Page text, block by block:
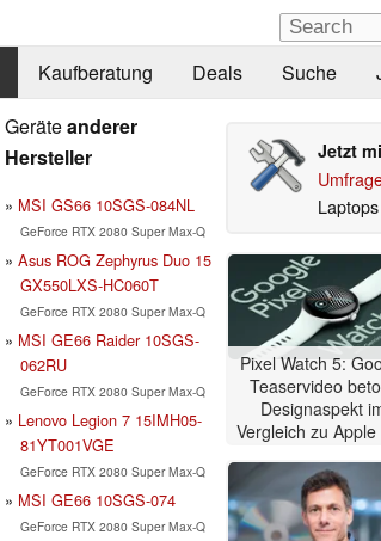
Kaufberatung Deals Suche
Geräteanderer
Hersteller
MSI GS66 10SGS-084NL
GeForce RTX 2080 Super Max-Q
Asus ROG Zephyrus Duo 15
GX550LXS-HC060T
GeForce RTX 2080 Super Max-Q
MSI GE66 Raider 10SGS-
062RU
GeForce RTX 2080 Super Max-Q
Lenovo Legion 7 15IMH05-
81YT001VGE
GeForce RTX 2080 Super Max-Q
MSI GE66 10SGS-074
GeForce RTX 2080 Super Max-Q
Jetzt
Pixel Watch 5:
Teaservideo
Designaspekt
Vergleich zu Apple